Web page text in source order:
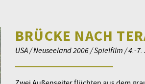
BRÜCKE NACH
USA / Neuseeland 2006 / Spielfilm / 4.-